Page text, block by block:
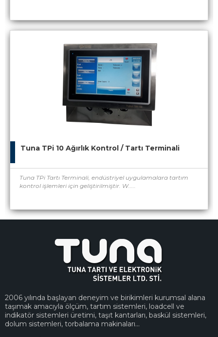
Tuna TPi 10 Ağırlık Kontrol / Tartı Terminali
Tuna TPi Tartı Terminali, endüstriyel uygulamalara tartım
kontrol işlemleri için geliştirilmiştir. W.....
2006 yılında başlayan deneyim ve birikimleri kurumsal alana
taşımak amacıyla ölçüm, tartım sistemleri, loadcell ve
indikatör sistemleri üretimi, taşıt kantarları, baskül sistemleri,
dolum sistemleri, torbalama makinaları...